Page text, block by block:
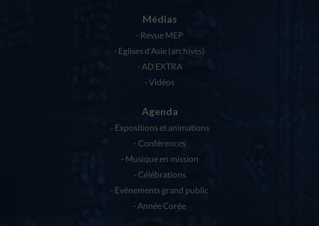
Médias
Revue MEP
Eglises d’Asie (archives)
AD EXTRA
Vidéos
Agenda
Expositions et animations
Conférences
Musique en mission
Célébrations
Evénements grand public
Année Corée